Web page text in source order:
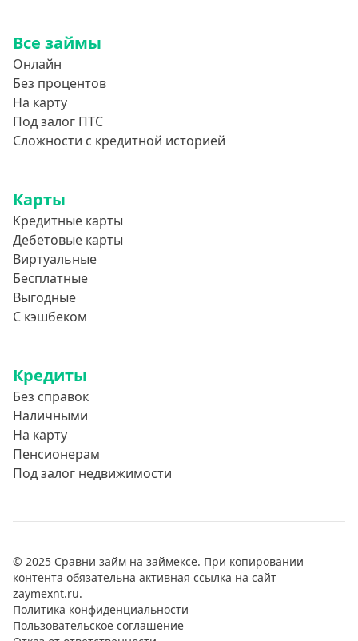
Все займы
Онлайн
Без процентов
На карту
Под залог ПТС
Сложности с кредитной историей
Карты
Кредитные карты
Дебетовые карты
Виртуальные
Бесплатные
Выгодные
С кэшбеком
Кредиты
Без справок
Наличными
На карту
Пенсионерам
Под залог недвижимости
© 2025 Сравни займ на займексе. При копировании
контента обязательна активная ссылка на сайт
zaymexnt.ru.
Политика конфиденциальности
Пользовательское соглашение